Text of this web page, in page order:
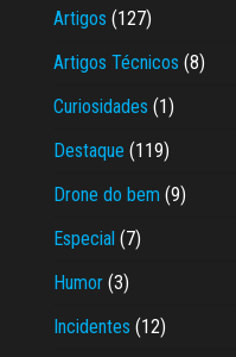
Artigos (127)
Artigos Técnicos (8)
Curiosidades (1)
Destaque (119)
Drone do bem (9)
Especial (7)
Humor (3)
Incidentes (12)